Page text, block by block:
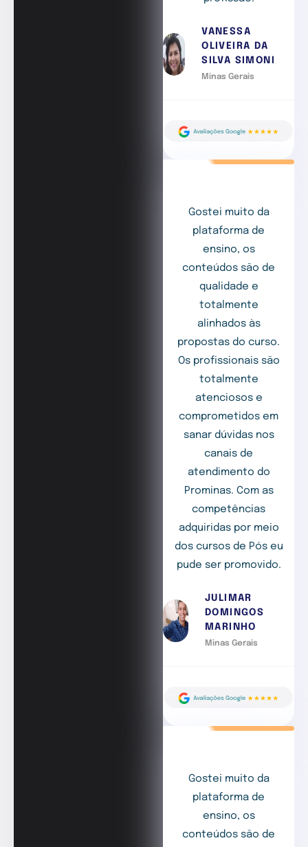
VANESSA
OLIVEIRA DA
SILVA SIMONI
Minas Gerais
Gostei muito da
plataforma de
ensino, os
conteúdos são de
qualidade e
totalmente
alinhados às
propostas do curso.
Os profissionais são
totalmente
atenciosos e
comprometidos em
sanar dúvidas nos
canais de
atendimento do
Prominas. Com as
competências
adquiridas por meio
dos cursos de Pós eu
pude ser promovido.
JULIMAR
DOMINGOS
MARINHO
Minas Gerais
Gostei muito da
plataforma de
ensino, os
conteúdos são de